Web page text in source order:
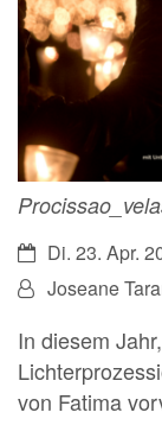
Datum:Di. 23. Apr.
Von:Joseane
In diesem
von Fatima